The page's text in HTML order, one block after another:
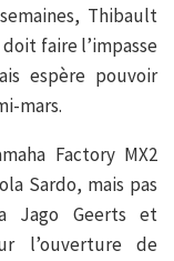
Thibault
faire l’impasse
espère pouvoir
mars.
Factory MX2
Sardo, mais pas
Jago Geerts et
l’ouverture de